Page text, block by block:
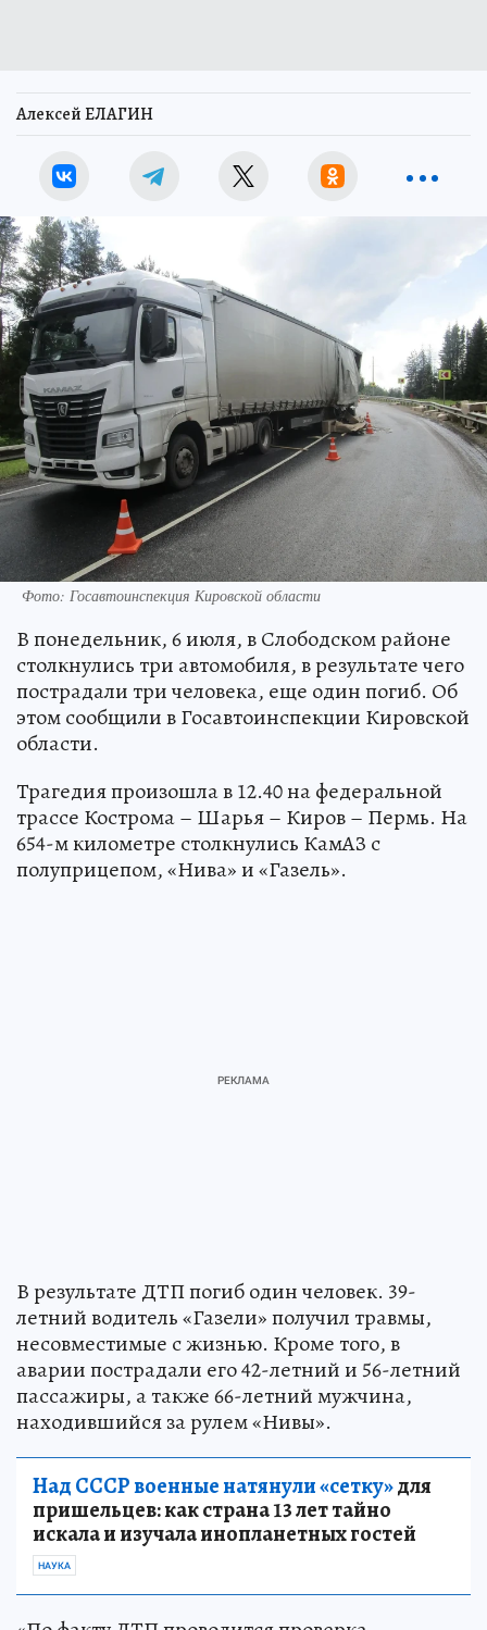
Алексей ЕЛАГИН
Фото: Госавтоинспекция Кировской области
В понедельник, 6 июля, в Слободском районе
столкнулись три автомобиля, в результате чего
пострадали три человека, еще один погиб. Об
этом сообщили в Госавтоинспекции Кировской
области.
Трагедия произошла в 12.40 на федеральной
трассе Кострома – Шарья – Киров – Пермь. На
654-м километре столкнулись КамАЗ с
полуприцепом, «Нива» и «Газель».
В результате ДТП погиб один человек. 39-
летний водитель «Газели» получил травмы,
несовместимые с жизнью. Кроме того, в
аварии пострадали его 42-летний и 56-летний
пассажиры, а также 66-летний мужчина,
находившийся за рулем «Нивы».
Над СССР военные натянули «сетку»для
пришельцев: как страна 13 лет тайно
искала и изучала инопланетных гостей
НАУКА